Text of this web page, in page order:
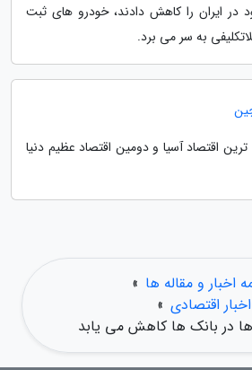
در ایران را کاهش دادند، خودرو های ثبت
به سر می برد.
اقتصاد آسیا و دومین اقتصاد عظیم دنیا
اخبار و مقاله ها »
اخبار اقتصادی »
ها در بانک ها کاهش می یابد